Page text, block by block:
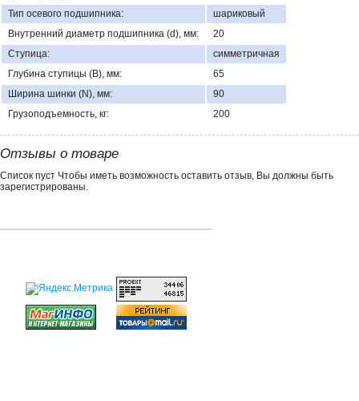
Тип осевого подшипника:
шариковый
Внутренний диаметр подшипника (d), мм:
20
Ступица:
симметричная
Глубина ступицы (В), мм:
65
Ширина шинки (N), мм:
90
Грузоподъемность, кг:
200
Отзывы о товаре
Список пуст Чтобы иметь возможность оставить отзыв, Вы должны быть
зарегистрированы.